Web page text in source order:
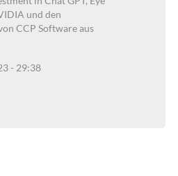
und den
CCP Software aus
- 29:38